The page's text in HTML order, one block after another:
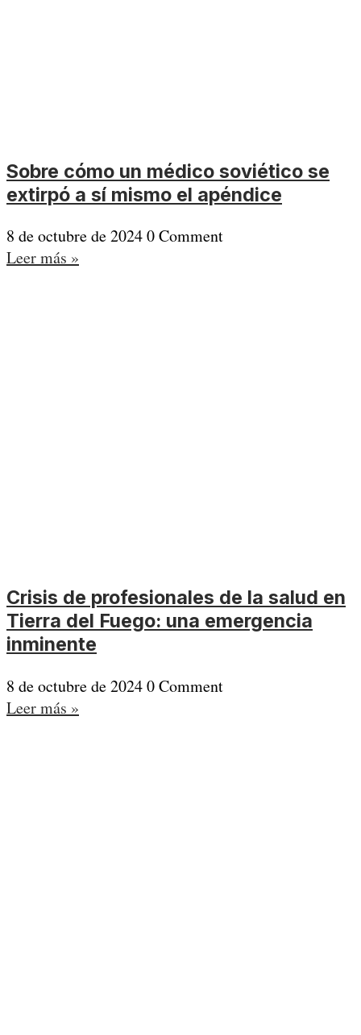
Sobre cómo un médico soviético se
extirpó a sí mismo el apéndice
8 de octubre de 20240 Comment
Leer más »
Crisis de profesionales de la salud en
Tierra del Fuego: una emergencia
inminente
8 de octubre de 20240 Comment
Leer más »